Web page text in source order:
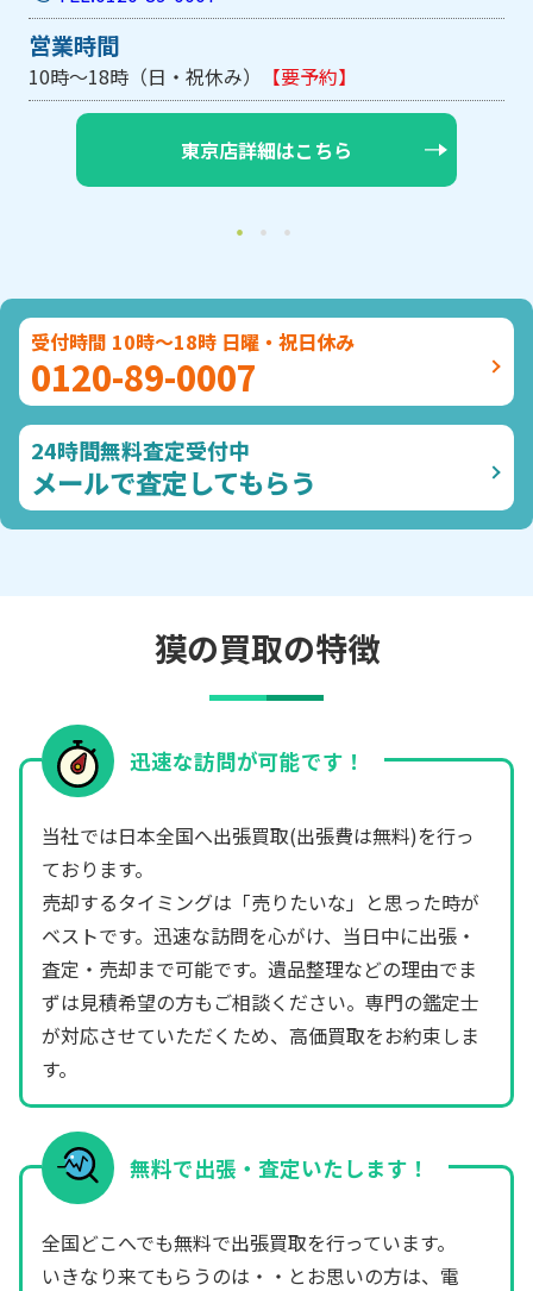
10時～18時（日・祝休み/土曜は不定休
大阪店詳細はこちら
受付時間 10時～18時 日曜・祝日休み
0120-89-0007
24時間無料査定受付中
メールで査定してもらう
獏の買取の特徴
迅速な訪問が可能です！
当社では日本全国へ出張買取(出張費は無料)を行っ
ております。
売却するタイミングは「売りたいな」と思った時が
ベストです。迅速な訪問を心がけ、当日中に出張・
査定・売却まで可能です。遺品整理などの理由でま
ずは見積希望の方もご相談ください。専門の鑑定士
が対応させていただくため、高価買取をお約束しま
す。
無料で出張・査定いたします！
全国どこへでも無料で出張買取を行っています。
いきなり来てもらうのは・・とお思いの方は、電